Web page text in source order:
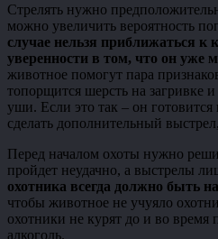
Стрелять нужно
можно увеличить вероятность
случае нельзя приближаться к
уверенности в том, что он уже
животное помогут пара
топорщится шерсть на загривке
уши. Если это так – он готовится
сделать дополнительный
Перед началом охоты нужно
пройдет неудачно, а выстрелы
охотника всегда должно быть
чтобы животное не учуяло
охотники не курят до и во время
алкоголь.